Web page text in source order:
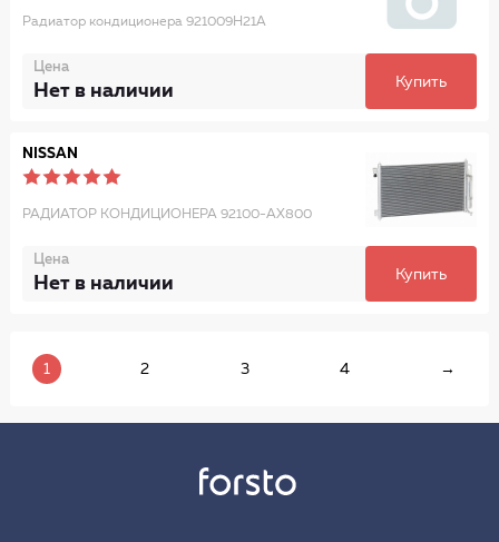
Радиатор кондиционера 921009H21A
Цена
Нет в наличии Купить
NISSAN
РАДИАТОР КОНДИЦИОНЕРА 92100-AX800
Цена
Нет в наличии Купить
1 2 3 4 →